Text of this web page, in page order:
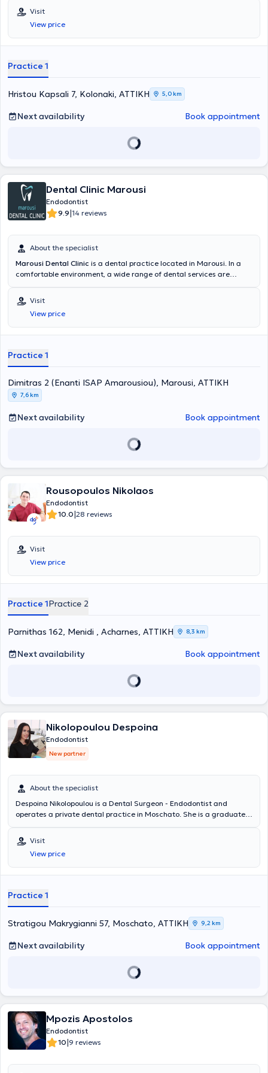
postgraduate training in Endodontics at Columbia University in New
York. He is a member of the AAE (American Association of
Endodontists). Finally, he possesses extensive experience and
training.
Visit
View price
Practice 1
Hristou Kapsali 7, Kolonaki, ΑΤΤΙΚΗ 5,0 km
Next availability Book appointment
Dental Clinic Marousi
Endodontist
9.9|14 reviews
About the specialist
Marousi Dental Clinic is a dental practice located in Marousi. In a
comfortable environment, a wide range of dental services are
advanced technologies are adopted, and a primary concern is the
implementation of solutions fully tailored to the needs of the
patients.
Visit
View price
Practice 1
Dimitras 2 (Enanti ISAP Amarousiou), Marousi, ΑΤΤΙΚΗ
7,6 km
Next availability Book appointment
Rousopoulos Nikolaos
Endodontist
10.0|28 reviews
Visit
View price
Practice 1Practice 2
Parnithas 162, Menidi , Acharnes, ΑΤΤΙΚΗ 8,3 km
Next availability Book appointment
Nikolopoulou Despoina
Endodontist
New partner
About the specialist
Despoina Nikolopoulou is a Dental Surgeon - Endodontist and
operates a private dental practice in Moschato. She is a graduate
Athens and holds a postgraduate degree in Endodontics from the
University of Central Lancashire. She has extensive experience and
training, having worked in major clinics in both Greece and the
United Kingdom.
Visit
View price
Practice 1
Stratigou Makrygianni 57, Moschato, ΑΤΤΙΚΗ 9,2 km
Next availability Book appointment
Mpozis Apostolos
Endodontist
10|9 reviews